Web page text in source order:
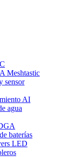
Meshtastic
sensor
AI
agua
baterías
LED